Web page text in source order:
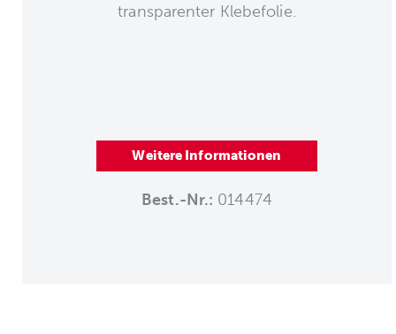
transparenter Klebefolie.
Weitere Informationen
Best.-Nr.: 014474